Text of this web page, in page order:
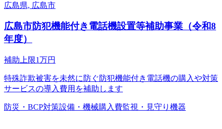
広島県, 広島市
広島市防犯機能付き電話機設置等補助事業（令和8
年度）
補助上限1万円
特殊詐欺被害を未然に防ぐ防犯機能付き電話機の購入や対策
サービスの導入費用を補助します
防災・BCP対策設備・機械購入費監視・見守り機器